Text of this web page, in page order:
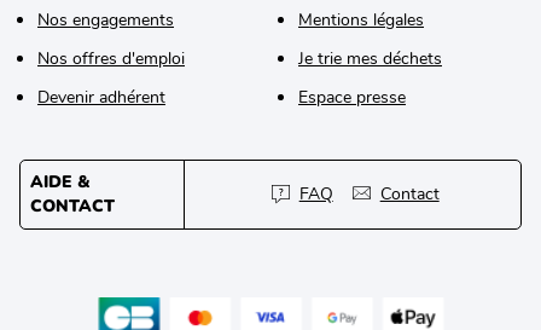
Nos engagements
Nos offres d'emploi
Devenir adhérent
Mentions légales
Je trie mes déchets
Espace presse
AIDE &
CONTACT
FAQ Contact